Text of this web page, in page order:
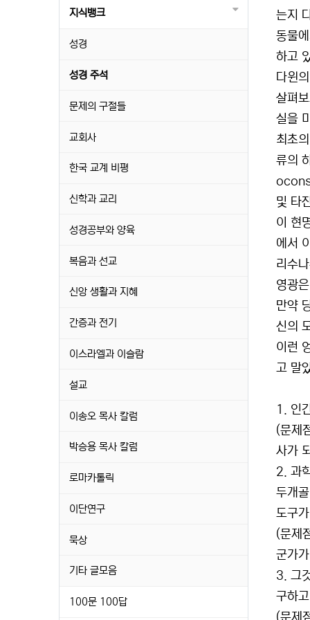
는지
동물
하고
다윈
살펴
실을
최초
류의
및 타
이 현
에서
리수
영광
만약
신의
이런
고 말
1. 인
(문제
사가
2. 과
두개
도구
(문제
군가
3. 그
구하
(문제
지식뱅크
성경
성경 주석
문제의 구절들
교회사
한국 교계 비평
신학과 교리
성경공부와 양육
복음과 선교
신앙 생활과 지혜
간증과 전기
이스라엘과 이슬람
설교
이송오 목사 칼럼
박승용 목사 칼럼
로마카톨릭
이단연구
묵상
기타 글모음
100문 100답